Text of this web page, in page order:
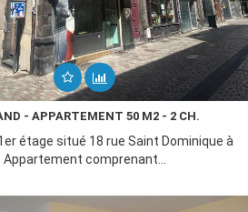
- APPARTEMENT 50 M2 - 2 CH.
étage situé 18 rue Saint Dominique à
comprenant...